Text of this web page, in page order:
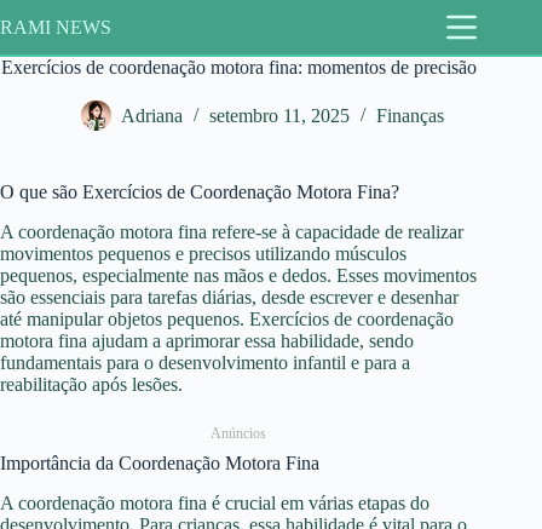
para
o
conteúdo
RAMI NEWS
Exercícios de coordenação motora fina: momentos de precisão
Adriana setembro 11, 2025 Finanças
O que são Exercícios de Coordenação Motora Fina?
A coordenação motora fina refere-se à capacidade de realizar
movimentos pequenos e precisos utilizando músculos
pequenos, especialmente nas mãos e dedos. Esses movimentos
são essenciais para tarefas diárias, desde escrever e desenhar
até manipular objetos pequenos. Exercícios de coordenação
motora fina ajudam a aprimorar essa habilidade, sendo
fundamentais para o desenvolvimento infantil e para a
reabilitação após lesões.
Anúncios
Importância da Coordenação Motora Fina
A coordenação motora fina é crucial em várias etapas do
desenvolvimento. Para crianças, essa habilidade é vital para o